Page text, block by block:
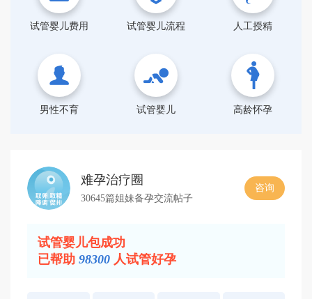
试管婴儿费用 试管婴儿流程 人工授精
男性不育 试管婴儿 高龄怀孕
难孕治疗圈
30645篇姐妹备孕交流帖子
咨询
试管婴儿包成功
已帮助 98300 人试管好孕